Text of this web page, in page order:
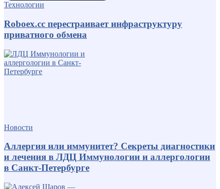
Технологии
Roboex.cc перестраивает инфраструктуру
приватного обмена
Новости
Аллергия или иммунитет? Секреты диагностики
и лечения в ЛДЦ Иммунологии и аллергологии
в Санкт-Петербурге